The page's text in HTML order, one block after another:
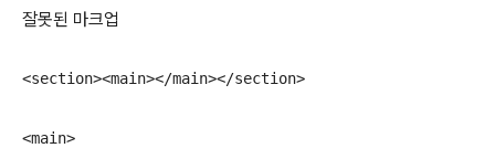
잘못된 마크업
<section><main></main></section>
<main>